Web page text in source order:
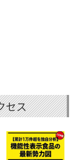
セス